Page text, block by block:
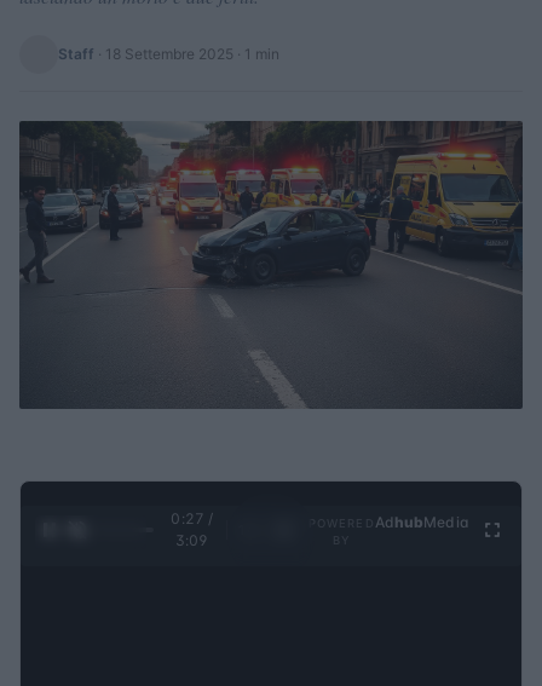
Staff · 18 Settembre 2025 · 1 min
0:28 /
3:09
Ad hubMedia